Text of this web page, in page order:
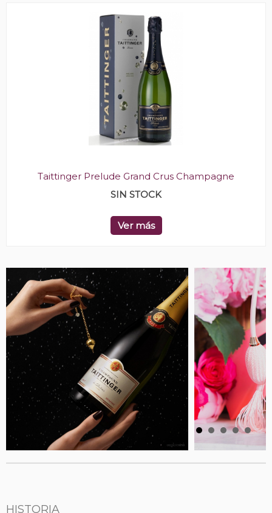
Taittinger Prelude Grand Crus Champagne
SIN STOCK
Ver más
HISTORIA